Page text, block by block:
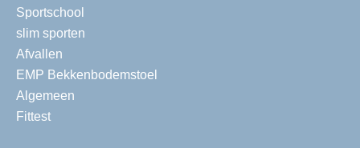
Sportschool
slim sporten
Afvallen
EMP Bekkenbodemstoel
Algemeen
Fittest